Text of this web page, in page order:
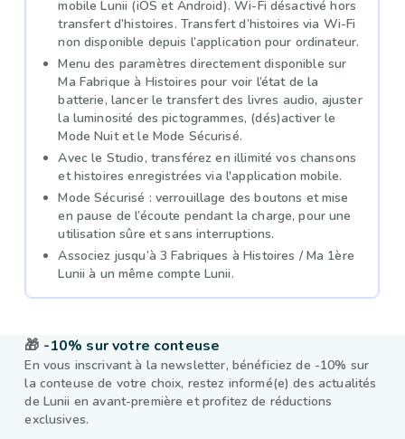
mobile Lunii (iOS et Android). Wi-Fi désactivé hors
transfert d’histoires. Transfert d’histoires via Wi-Fi
non disponible depuis l’application pour ordinateur.
Menu des paramètres directement disponible sur
Ma Fabrique à Histoires pour voir l’état de la
batterie, lancer le transfert des livres audio, ajuster
la luminosité des pictogrammes, (dés)activer le
Mode Nuit et le Mode Sécurisé.
Avec le Studio, transférez en illimité vos chansons
et histoires enregistrées via l'application mobile.
Mode Sécurisé : verrouillage des boutons et mise
en pause de l’écoute pendant la charge, pour une
utilisation sûre et sans interruptions.
Associez jusqu’à 3 Fabriques à Histoires / Ma 1ère
Lunii à un même compte Lunii.
🎁 -10% sur votre conteuse
En vous inscrivant à la newsletter, bénéficiez de -10% sur
la conteuse de votre choix, restez informé(e) des actualités
de Lunii en avant-première et profitez de réductions
exclusives.